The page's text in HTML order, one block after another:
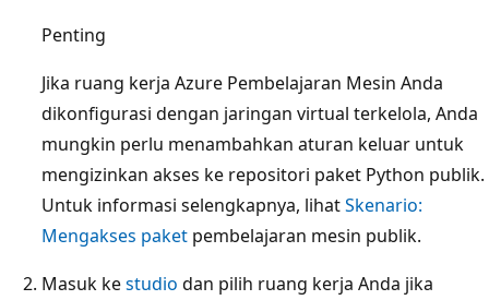
Penting
Jika ruang kerja Azure Pembelajaran Mesin Anda
dikonfigurasi dengan jaringan virtual terkelola, Anda
mungkin perlu menambahkan aturan keluar untuk
mengizinkan akses ke repositori paket Python publik.
Untuk informasi selengkapnya, lihatSkenario:
Mengakses paket pembelajaran mesin publik.
Masuk kestudio dan pilih ruang kerja Anda jika